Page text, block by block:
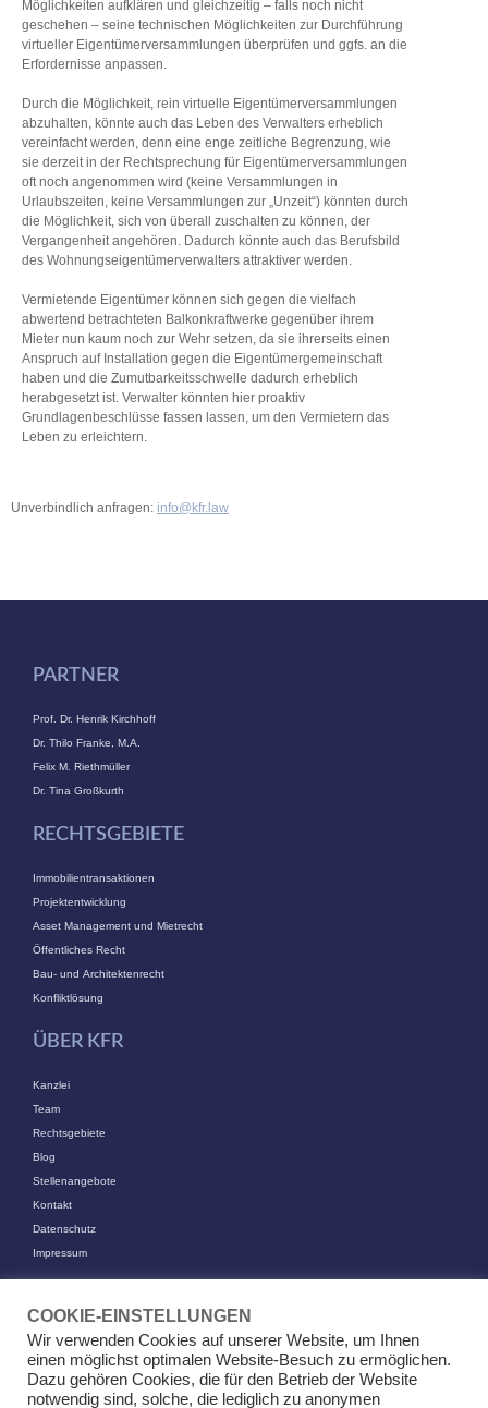
Möglichkeiten aufklären und gleichzeitig – falls noch nicht
geschehen – seine technischen Möglichkeiten zur Durchführung
virtueller Eigentümerversammlungen überprüfen und ggfs. an die
Erfordernisse anpassen.
Durch die Möglichkeit, rein virtuelle Eigentümerversammlungen
abzuhalten, könnte auch das Leben des Verwalters erheblich
vereinfacht werden, denn eine enge zeitliche Begrenzung, wie
sie derzeit in der Rechtsprechung für Eigentümerversammlungen
oft noch angenommen wird (keine Versammlungen in
Urlaubszeiten, keine Versammlungen zur „Unzeit“) könnten durch
die Möglichkeit, sich von überall zuschalten zu können, der
Vergangenheit angehören. Dadurch könnte auch das Berufsbild
des Wohnungseigentümerverwalters attraktiver werden.
Vermietende Eigentümer können sich gegen die vielfach
abwertend betrachteten Balkonkraftwerke gegenüber ihrem
Mieter nun kaum noch zur Wehr setzen, da sie ihrerseits einen
Anspruch auf Installation gegen die Eigentümergemeinschaft
haben und die Zumutbarkeitsschwelle dadurch erheblich
herabgesetzt ist. Verwalter könnten hier proaktiv
Grundlagenbeschlüsse fassen lassen, um den Vermietern das
Leben zu erleichtern.
Unverbindlich anfragen: info@kfr.law
PARTNER
Prof. Dr. Henrik Kirchhoff
Dr. Thilo Franke, M.A.
Felix M. Riethmüller
Dr. Tina Großkurth
RECHTSGEBIETE
Immobilientransaktionen
Projektentwicklung
Asset Management und Mietrecht
Öffentliches Recht
Bau- und Architektenrecht
Konfliktlösung
ÜBER KFR
Kanzlei
Team
Rechtsgebiete
Blog
Stellenangebote
Kontakt
Datenschutz
Impressum
KFR Kirchhoff Franke Riethmüller Partnerschaft von Rechtsanwälten
mbB
Am Kaiserkai 69
20457 Hamburg
COOKIE-EINSTELLUNGEN
Wir verwenden Cookies auf unserer Website, um Ihnen
einen möglichst optimalen Website-Besuch zu ermöglichen.
Dazu gehören Cookies, die für den Betrieb der Website
notwendig sind, solche, die lediglich zu anonymen